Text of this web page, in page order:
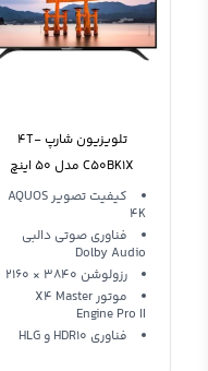
تلویزیون شارپ 4T-
C50BK1X مدل 50 اینچ
هوشمند فورکیکیفیت تصویر AQUOS
4K
فناوری صوتی دالبی
Dolby Audio
رزولوشن 3840 ‍× 2160
موتور X4 Master
Engine Pro II
فناوری HDR10 و HLG